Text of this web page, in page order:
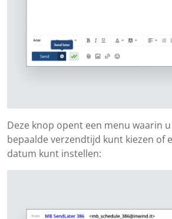
Deze knop opent een menu waarin
bepaalde verzendtijd kunt kiezen of
datum kunt instellen: